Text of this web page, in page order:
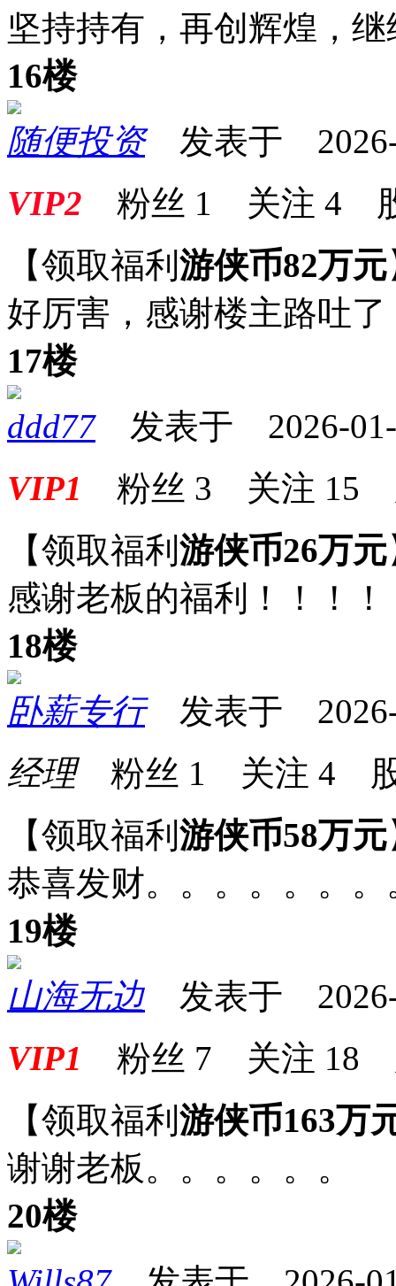
坚持持有，再创辉煌，
16楼
随便投资发表于 2026-
VIP2 粉丝 1 关注 4
【领取福利 游侠币82万元
好厉害，感谢楼主路吐了
17楼
ddd77发表于 2026-01-
VIP1 粉丝 3 关注 15
【领取福利 游侠币26万元
感谢老板的福利！！！！
18楼
卧薪专行发表于 2026-
经理粉丝 1 关注 4
【领取福利 游侠币58万元
恭喜发财。。。。。。。
19楼
山海无边 发表于 2026-
VIP1 粉丝 7 关注 18
【领取福利 游侠币163万
谢谢老板。。。。。。
20楼